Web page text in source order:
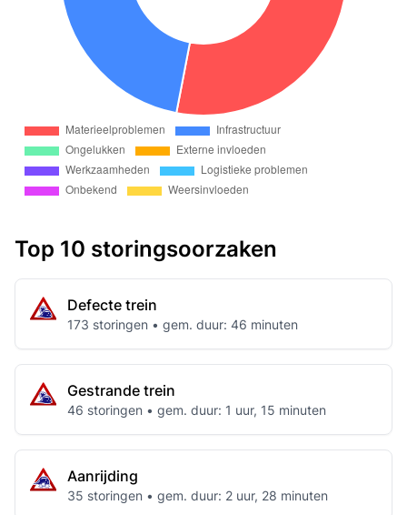
Top 10 storingsoorzaken
Defecte trein
173 storingen • gem. duur: 46 minuten
Gestrande trein
46 storingen • gem. duur: 1 uur, 15 minuten
Aanrijding
35 storingen • gem. duur: 2 uur, 28 minuten